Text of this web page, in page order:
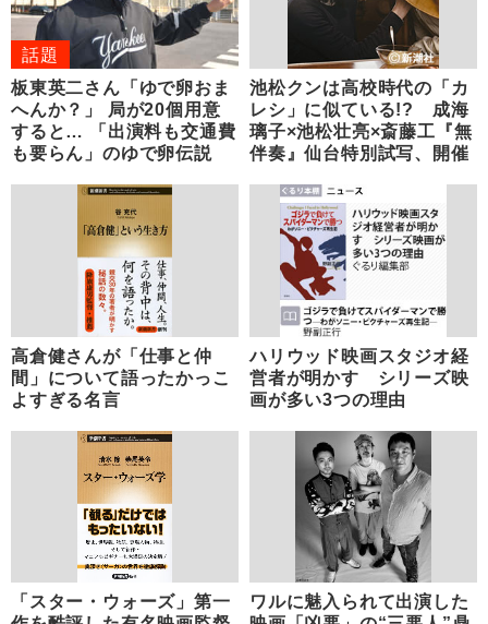
話題
板東英二さん「ゆで卵おま
へんか？」 局が20個用意
すると… 「出演料も交通費
も要らん」のゆで卵伝説
池松クンは高校時代の「カ
レシ」に似ている!? 成海
璃子×池松壮亮×斎藤工『無
伴奏』仙台特別試写、開催
高倉健さんが「仕事と仲
間」について語ったかっこ
よすぎる名言
ハリウッド映画スタジオ経
営者が明かす シリーズ映
画が多い3つの理由
「スター・ウォーズ」第一
ワルに魅入られて出演した